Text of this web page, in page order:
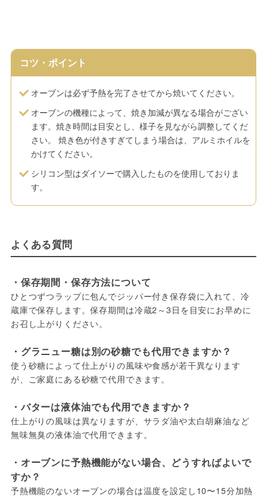
コツ・ポイント
オーブンは必ず予熱を完了させてから焼いてください。
オーブンの機種によって、焼き加減が異なる場合がござい
ます。焼き時間は目安とし、様子を見ながら調整してくだ
さい。 焼き色が付きすぎてしまう場合は、アルミホイルを
かけてください。
シリコン型はダイソーで購入したものを使用しておりま
す。
よくある質問
・保存期間・保存方法について
ひとつずつラップに包んでジッパー付き保存袋に入れて、冷
蔵庫で保存します。保存期間は冷蔵2～3日を目安にお早めに
お召し上がりください。
・グラニュー糖は別の砂糖でも代用できますか？
使う砂糖によって仕上がりの風味や食感が若干異なります
が、ご家庭にある砂糖で代用できます。
・バターは液体油でも代用できますか？
仕上がりの風味は異なりますが、サラダ油や太白胡麻油など
無味無臭の液体油で代用できます。
・オーブンに予熱機能がない場合、どうすればよいで
すか？
予熱機能のないオーブンの場合は温度を設定し10〜15分加熱